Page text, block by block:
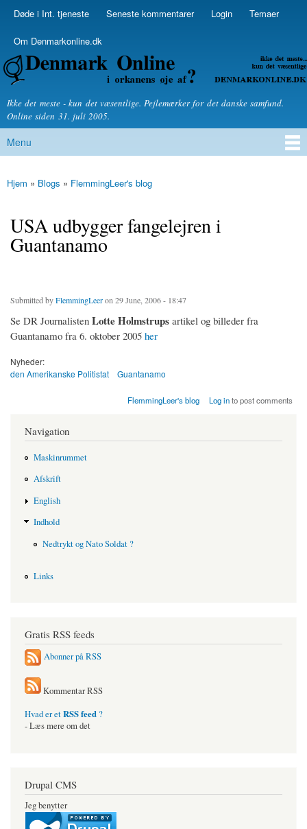
Skip to
Secondary menu
Døde i Int. tjeneste Seneste kommentarer Login Temaer
Om Denmarkonline.dk
Denmarkonline.dk - blognyheder om politik
Ikke det meste - kun det væsentlige. Pejlemærker for det danske samfund.
Online siden 31. juli 2005.
Main menu
Menu
You are here
Hjem » Blogs » FlemmingLeer's blog
USA udbygger fangelejren i
Guantanamo
Submitted byFlemmingLeeron 29 June, 2006 - 18:47
Se DR Journalisten Lotte Holmstrups artikel og billeder fra
Guantanamo fra 6. oktober 2005 her
Nyheder:
den Amerikanske Politistat
Guantanamo
FlemmingLeer's blog Log into post comments
Navigation
Maskinrummet
Afskrift
English
Indhold
Nedtrykt og Nato Soldat ?
Links
Gratis RSS feeds
Abonner på RSS
Kommentar RSS
Hvad er etRSS feed ?
- Læs mere om det
Drupal CMS
Jeg benytter